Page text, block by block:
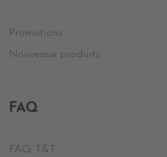
Promotions
Nouveaux produits
FAQ
FAQ T&T